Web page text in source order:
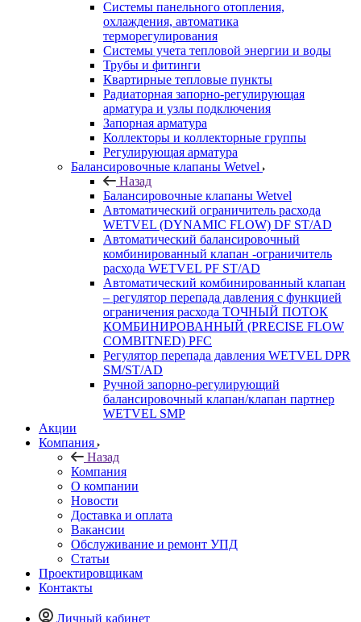
Системы панельного отопления,
охлаждения, автоматика
терморегулирования
Системы учета тепловой энергии и воды
Трубы и фитинги
Квартирные тепловые пункты
Радиаторная запорно-регулирующая
арматура и узлы подключения
Запорная арматура
Коллекторы и коллекторные группы
Регулирующая арматура
Балансировочные клапаны Wetvel
Назад
Балансировочные клапаны Wetvel
Автоматический ограничитель расхода
WETVEL (DYNAMIC FLOW) DF ST/AD
Автоматический балансировочный
комбинированный клапан -ограничитель
расхода WETVEL PF ST/AD
Автоматический комбинированный клапан
– регулятор перепада давления с функцией
ограничения расхода ТОЧНЫЙ ПОТОК
КОМБИНИРОВАННЫЙ (PRECISE FLOW
COMBIТNED) PFC
Регулятор перепада давления WETVEL DPR
SM/ST/AD
Ручной запорно-регулирующий
балансировочный клапан/клапан партнер
WETVEL SMP
Акции
Компания
Назад
Компания
О компании
Новости
Доставка и оплата
Вакансии
Обслуживание и ремонт УПД
Статьи
Проектировщикам
Контакты
Личный кабинет